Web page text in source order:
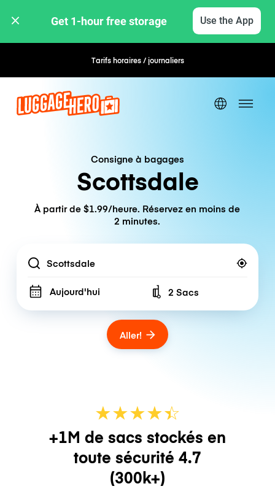
Get 1-hour free storage Use the App
Tarifs horaires / journaliers Réservation flexible
Consigne à bagages
Scottsdale
À partir de $1.99/heure. Réservez en moins de
2 minutes.
Location
Aujourd'hui Number of bags
2 Sacs
Aller!
★★★★☆
★
+1M de sacs stockés en
toute sécurité 4.7
(300k+)